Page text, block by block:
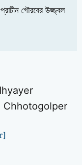
গৌরবের উজ্জ্বল
Chhotogolper